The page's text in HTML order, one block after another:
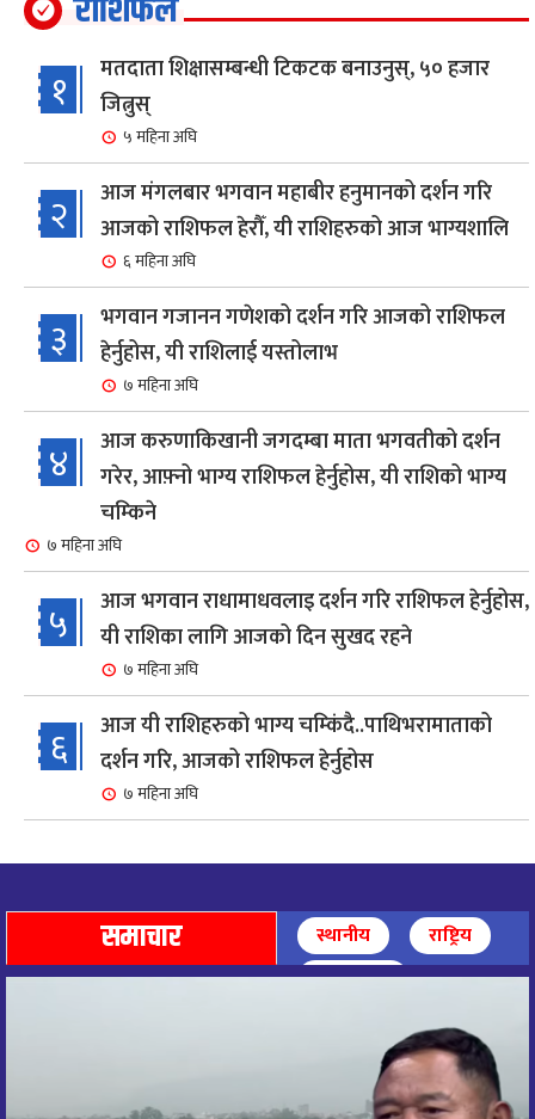
राशिफल
१
मतदाता शिक्षासम्बन्धी टिकटक बनाउनुस्, ५० हजार
जित्नुस्
५ महिना अघि
२
आज मंगलबार भगवान महाबीर हनुमानको दर्शन गरि
आजको राशिफल हेरौँ, यी राशिहरुको आज भाग्यशालि
६ महिना अघि
३
भगवान गजानन गणेशको दर्शन गरि आजको राशिफल
हेर्नुहोस, यी राशिलाई यस्तोलाभ
७ महिना अघि
४
आज करुणाकिखानी जगदम्बा माता भगवतीको दर्शन
गरेर, आफ़्नो भाग्य राशिफल हेर्नुहोस, यी राशिको भाग्य
चम्किने
७ महिना अघि
५
आज भगवान राधामाधवलाइ दर्शन गरि राशिफल हेर्नुहोस,
यी राशिका लागि आजको दिन सुखद रहने
७ महिना अघि
६
आज यी राशिहरुको भाग्य चम्किंदै..पाथिभरामाताको
दर्शन गरि, आजको राशिफल हेर्नुहोस
७ महिना अघि
७
९ महिना अघि
८
आज पाथिभारा माताको दर्शन गरि, दिनको सुरुवात गर्दै,
आज माताभगवती जगज्जननी पाथिभरादेवीको दर्शन गरि
समाचार स्थानीय
राष्ट्रिय
अन्तर्राष्ट्रिय